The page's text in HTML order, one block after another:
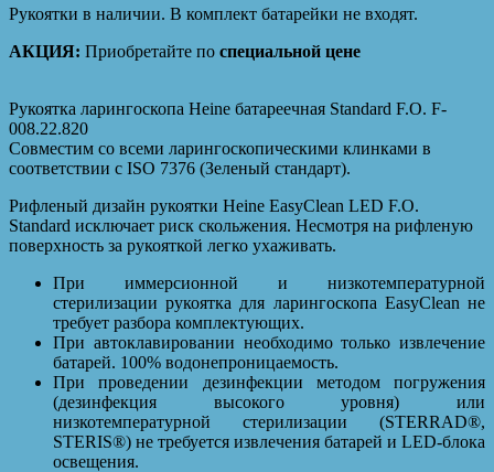
Рукоятки в наличии. В комплект батарейки не входят.
АКЦИЯ: Приобретайте по специальной цене
Рукоятка ларингоскопа Heine батареечная Standard F.O. F-
008.22.820
Совместим со всеми ларингоскопическими клинками в
соответствии с ISO 7376 (Зеленый стандарт).
Рифленый дизайн рукоятки Heine EasyClean LED F.O.
Standard исключает риск скольжения. Несмотря на рифленую
поверхность за рукояткой легко ухаживать.
При иммерсионной и низкотемпературной
стерилизации рукоятка для ларингоскопа EasyClean не
требует разбора комплектующих.
При автоклавировании необходимо только извлечение
батарей. 100% водонепроницаемость.
При проведении дезинфекции методом погружения
(дезинфекция высокого уровня) или
низкотемпературной стерилизации (STERRAD®,
STERIS®) не требуется извлечения батарей и LED-блока
освещения.